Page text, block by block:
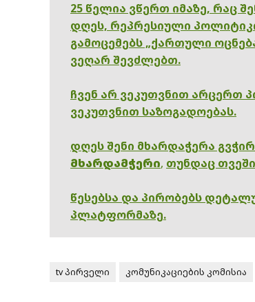
25 წელია ვწერთ იმაზე, რაც
დღეს, რეპრესიული
გამოცემებს „ქართული
ვეღარ შევძლებთ.
ჩვენ არ ვეკუთვნით არცერთ
ვეკუთვნით საზოგადოებას.
დღეს შენი მხარდაჭერა
მხარდამჭერი, თუნდაც
წესებსა და პირობებს
პლატფორმაზე.
tv პირველი კომუნიკაციების კომისია